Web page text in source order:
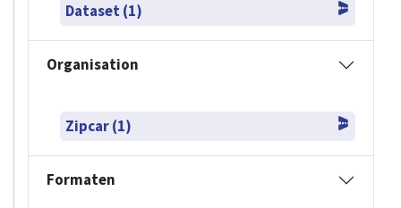
Dataset (1)
Organisation
Zipcar (1)
Formaten